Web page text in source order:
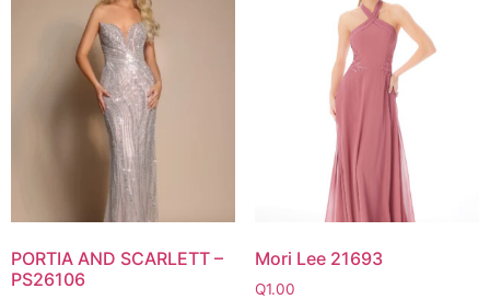
PORTIA AND SCARLETT –
PS26106
Mori Lee 21693
Q1.00